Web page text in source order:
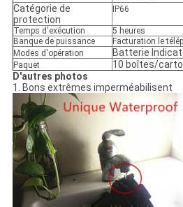
Catégorie de
protection
IP66
Temps d'exécution
5 heures
Banque de puissance
Facturation le
Modes d'opération
Batterie
Paquet
10 boîtes/
D'autres photos
1. Bons extrêmes imperméabilisent